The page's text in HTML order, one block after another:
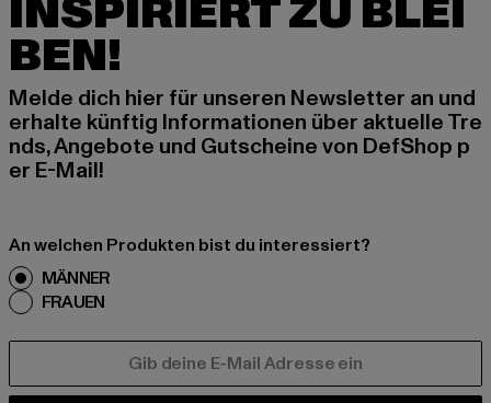
INSPIRIERT ZU BLEI
BEN!
Melde dich hier für unseren Newsletter an und
erhalte künftig Informationen über aktuelle Tre
nds, Angebote und Gutscheine von DefShop p
er E-Mail!
An welchen Produkten bist du interessiert?
MÄNNER
FRAUEN